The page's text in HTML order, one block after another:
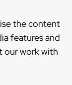
the content
features and
our work with